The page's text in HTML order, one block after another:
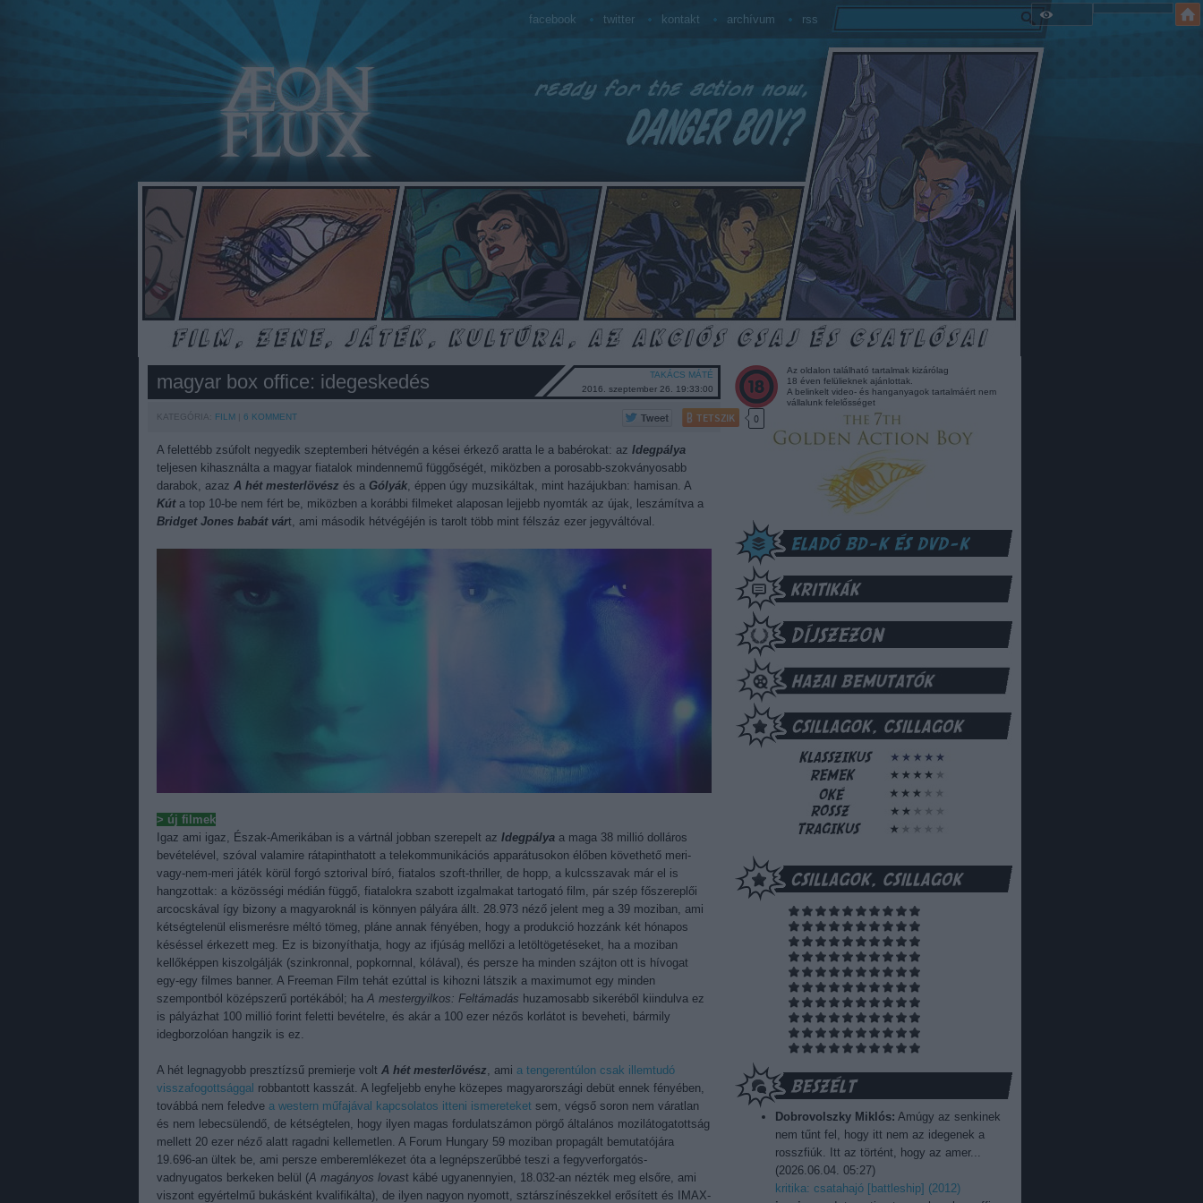
facebook twitter kontakt archívum rss
magyar box office: idegeskedés
TAKÁCS MÁTÉ
2016. szeptember 26. 19:33:00
KATEGÓRIA: FILM 6 KOMMENT TETSZIK 0
A felettébb zsúfolt negyedik szeptemberi hétvégén a kései érkező aratta le a babérokat: az Idegpálya
teljesen kihasználta a magyar fiatalok mindennemű függőségét, miközben a porosabb-szokványosabb
darabok, azaz A hét mesterlövész és a Gólyák, éppen úgy muzsikáltak, mint hazájukban: hamisan. A
Kúta top 10-be nem fért be, miközben a korábbi filmeket alaposan lejjebb nyomták az újak, leszámítva a
Bridget Jones babát várt, ami második hétvégéjén is tarolt több mint félszáz ezer jegyváltóval.
> új filmek
Igaz ami igaz, Észak-Amerikában is a vártnál jobban szerepelt az Idegpálya a maga 38 millió dolláros
bevételével, szóval valamire rátapinthatott a telekommunikációs apparátusokon élőben követhető meri-
vagy-nem-meri játék körül forgó sztorival bíró, fiatalos szoft-thriller, de hopp, a kulcsszavak már el is
hangzottak: a közösségi médián függő, fiatalokra szabott izgalmakat tartogató film, pár szép főszereplői
arcocskával így bizony a magyaroknál is könnyen pályára állt. 28.973 néző jelent meg a 39 moziban, ami
kétségtelenül elismerésre méltó tömeg, pláne annak fényében, hogy a produkció hozzánk két hónapos
késéssel érkezett meg. Ez is bizonyíthatja, hogy az ifjúság mellőzi a letöltögetéseket, ha a moziban
kellőképpen kiszolgálják (szinkronnal, popkornnal, kólával), és persze ha minden szájton ott is hívogat
egy-egy filmes banner. A Freeman Film tehát ezúttal is kihozni látszik a maximumot egy minden
szempontból középszerű portékából; haA mestergyilkos: Feltámadás huzamosabb sikeréből kiindulva ez
is pályázhat 100 millió forint feletti bevételre, és akár a 100 ezer nézős korlátot is beveheti, bármily
idegborzolóan hangzik is ez.
A hét legnagyobb presztízsű premierje volt A hét mesterlövész, ami a tengerentúlon csak illemtudó
visszafogottsággal robbantott kasszát. A legfeljebb enyhe közepes magyarországi debüt ennek fényében,
továbbá nem feledve a western műfajával kapcsolatos itteni ismereteketsem, végső soron nem váratlan
és nem lebecsülendő, de kétségtelen, hogy ilyen magas fordulatszámon pörgő általános mozilátogatottság
mellett 20 ezer néző alatt ragadni kellemetlen. A Forum Hungary 59 moziban propagált bemutatójára
19.696-an ültek be, ami persze emberemlékezet óta a legnépszerűbbé teszi a fegyverforgatós-
vadnyugatos berkeken belül (A magányos lovast kábé ugyanennyien, 18.032-an nézték meg elsőre, ami
viszont egyértelmű bukásként kvalifikálta), de ilyen nagyon nyomott, sztárszínészekkel erősített és IMAX-
Az oldalon található tartalmak kizárólag
18 éven felülieknek ajánlottak.
A belinkelt video- és hanganyagok tartalmáért nem
vállalunk felelősséget
Dobrovolszky Miklós: Amúgy az senkinek
nem tűnt fel, hogy itt nem az idegenek a
rosszfiúk. Itt az történt, hogy az amer...
(2026.06.04. 05:27)
kritika: csatahajó [battleship] (2012)